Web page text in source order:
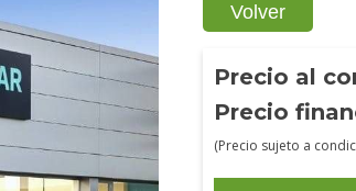
Volver
Precio al
Precio
(Precio sujeto a